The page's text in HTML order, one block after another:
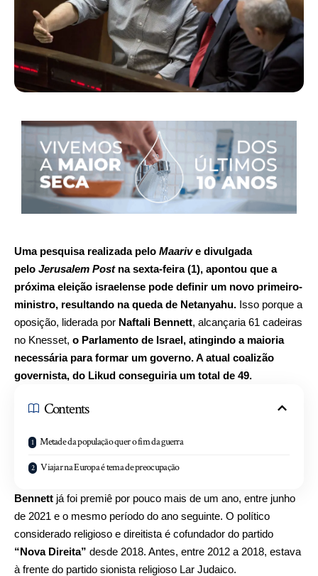
Uma pesquisa realizada pelo Maarive divulgada
pelo Jerusalem Postna sexta-feira (1), apontou que a
próxima eleição israelense pode definir um novo primeiro-
ministro, resultando na queda de Netanyahu. Isso porque a
oposição, liderada por Naftali Bennett, alcançaria 61 cadeiras
no Knesset, o Parlamento de Israel, atingindo a maioria
necessária para formar um governo. A atual coalizão
governista, do Likud conseguiria um total de 49.
Contents
Metade da população quer o fim da guerra
Viajar na Europa é tema de preocupação
Bennett já foi premiê por pouco mais de um ano, entre junho
de 2021 e o mesmo período do ano seguinte. O político
considerado religioso e direitista é cofundador do partido
“Nova Direita” desde 2018. Antes, entre 2012 a 2018, estava
à frente do partido sionista religioso Lar Judaico.